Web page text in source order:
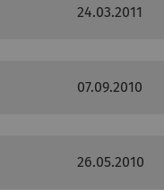
24.03.2011
07.09.2010
26.05.2010